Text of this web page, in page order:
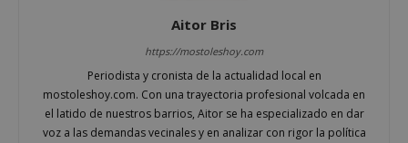
Aitor Bris
https://mostoleshoy.com
Periodista y cronista de la actualidad local en
mostoleshoy.com. Con una trayectoria profesional volcada en
el latido de nuestros barrios, Aitor se ha especializado en dar
voz a las demandas vecinales y en analizar con rigor la política
Cookies de funcionalidad
Las cookies estrictamente necesarias permiten la
funcionalidad principal del sitio web, como el
inicio de sesión de usuario y la gestión de cuentas.
El sitio web no se puede utilizar correctamente sin
las cookies estrictamente necesarias.